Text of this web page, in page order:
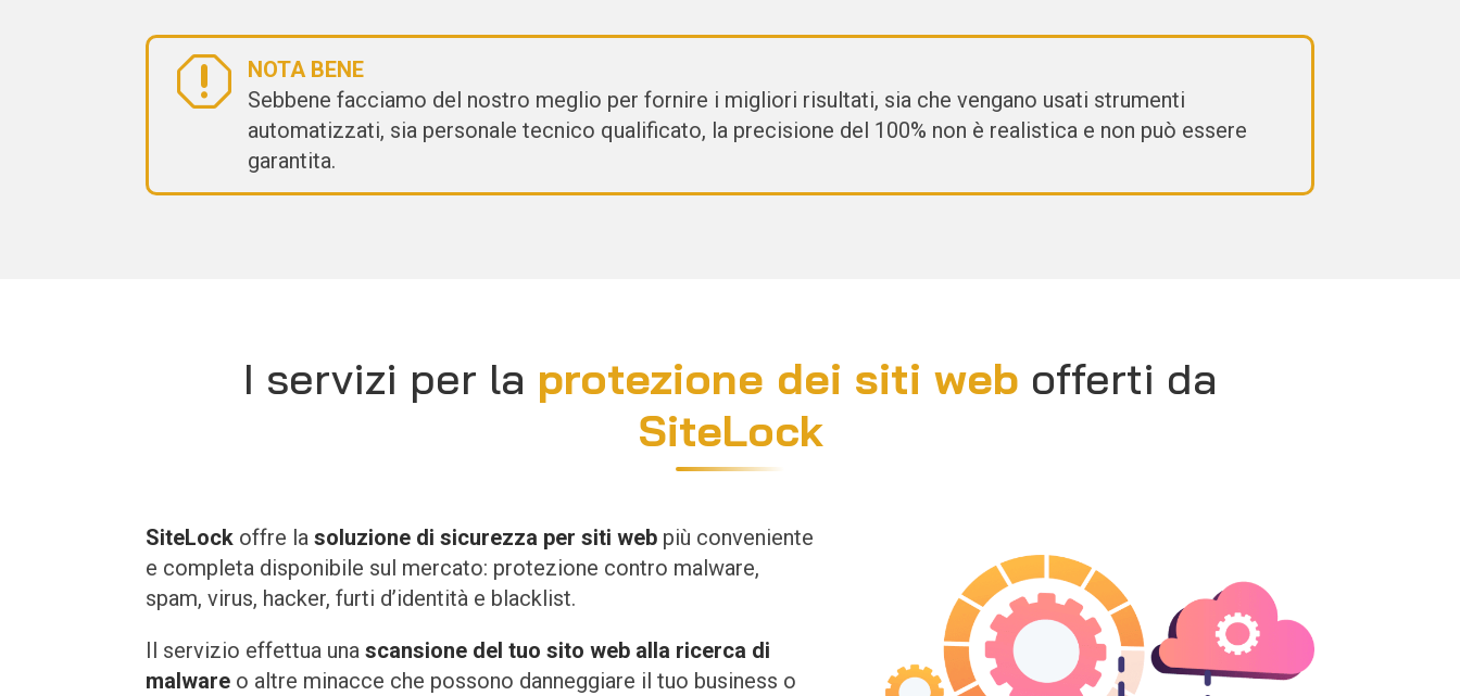
q
NOTA BENE
Sebbene facciamo del nostro meglio per fornire i migliori risultati, sia che vengano usati strumenti
automatizzati, sia personale tecnico qualificato, la precisione del 100% non è realistica e non può essere
garantita.
I servizi per la protezione dei siti web offerti da
SiteLock
SiteLock offre la soluzione di sicurezza per siti web più conveniente
e completa disponibile sul mercato: protezione contro malware,
spam, virus, hacker, furti d’identità e blacklist.
Il servizio effettua una scansione del tuo sito web alla ricerca di
malware o altre minacce che possono danneggiare il tuo business o